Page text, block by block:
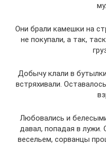
Они брали камешки на
не покупали, а так,
Добычу клали в
встряхивали.
Любовались и
давал, попадая в
весельем, сорванцы